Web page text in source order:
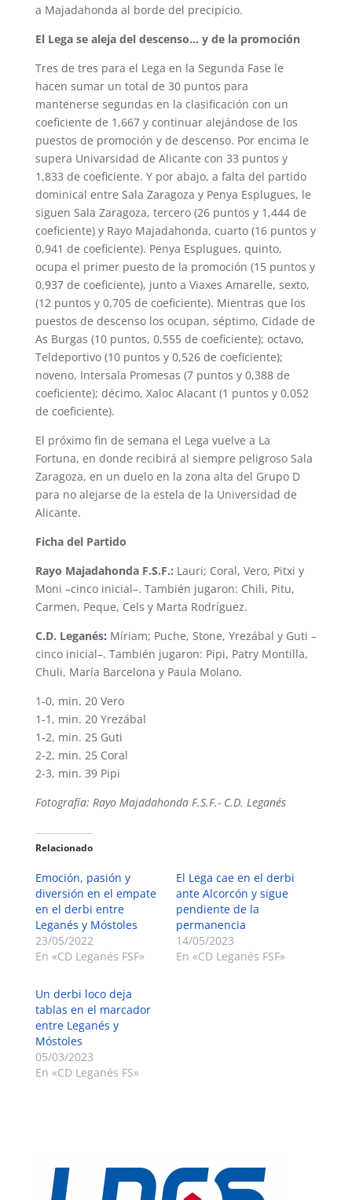
a Majadahonda al borde del precipicio.
El Lega se aleja del descenso… y de la promoción
Tres de tres para el Lega en la Segunda Fase le
hacen sumar un total de 30 puntos para
mantenerse segundas en la clasificación con un
coeficiente de 1,667 y continuar alejándose de los
puestos de promoción y de descenso. Por encima le
supera Univarsidad de Alicante con 33 puntos y
1,833 de coeficiente. Y por abajo, a falta del partido
dominical entre Sala Zaragoza y Penya Esplugues, le
siguen Sala Zaragoza, tercero (26 puntos y 1,444 de
coeficiente) y Rayo Majadahonda, cuarto (16 puntos y
0,941 de coeficiente). Penya Esplugues, quinto,
ocupa el primer puesto de la promoción (15 puntos y
0,937 de coeficiente), junto a Viaxes Amarelle, sexto,
(12 puntos y 0,705 de coeficiente). Mientras que los
puestos de descenso los ocupan, séptimo, Cidade de
As Burgas (10 puntos, 0,555 de coeficiente); octavo,
Teldeportivo (10 puntos y 0,526 de coeficiente);
noveno, Intersala Promesas (7 puntos y 0,388 de
coeficiente); décimo, Xaloc Alacant (1 puntos y 0,052
de coeficiente).
El próximo fin de semana el Lega vuelve a La
Fortuna, en donde recibirá al siempre peligroso Sala
Zaragoza, en un duelo en la zona alta del Grupo D
para no alejarse de la estela de la Universidad de
Alicante.
Ficha del Partido
Rayo Majadahonda F.S.F.: Lauri; Coral, Vero, Pitxi y
Moni –cinco inicial–. También jugaron: Chili, Pitu,
Carmen, Peque, Cels y Marta Rodríguez.
C.D. Leganés: Míriam; Puche, Stone, Yrezábal y Guti –
cinco inicial–. También jugaron: Pipi, Patry Montilla,
Chuli, María Barcelona y Paula Molano.
1-0, min. 20 Vero
1-1, min. 20 Yrezábal
1-2, min. 25 Guti
2-2, min. 25 Coral
2-3, min. 39 Pipi
Fotografía: Rayo Majadahonda F.S.F.- C.D. Leganés
Relacionado
Emoción, pasión y
diversión en el empate
en el derbi entre
Leganés y Móstoles
23/05/2022
En «CD Leganés FSF»
El Lega cae en el derbi
ante Alcorcón y sigue
pendiente de la
permanencia
14/05/2023
En «CD Leganés FSF»
Un derbi loco deja
tablas en el marcador
entre Leganés y
Móstoles
05/03/2023
En «CD Leganés FS»